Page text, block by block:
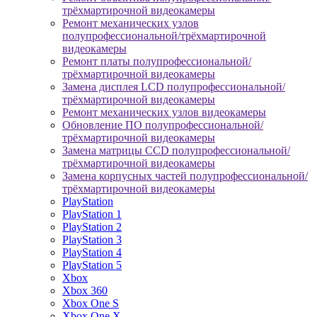
трёхмартирочной видеокамеры
Ремонт механических узлов
полупрофессиональной/трёхмартирочной
видеокамеры
Ремонт платы полупрофессиональной/
трёхмартирочной видеокамеры
Замена дисплея LCD полупрофессиональной/
трёхмартирочной видеокамеры
Ремонт механических узлов видеокамеры
Обновление ПО полупрофессиональной/
трёхмартирочной видеокамеры
Замена матрицы CCD полупрофессиональной/
трёхмартирочной видеокамеры
Замена корпусных частей полупрофессиональной/
трёхмартирочной видеокамеры
PlayStation
PlayStation 1
PlayStation 2
PlayStation 3
PlayStation 4
PlayStation 5
Xbox
Xbox 360
Xbox One S